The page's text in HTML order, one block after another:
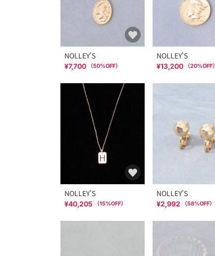
NOLLEY'S
¥7,700 （50%OFF）
NOLLEY'S
¥13,200 （20%OFF）
NOLLEY'S
¥40,205 （15%OFF）
NOLLEY'S
¥2,992 （58%OFF）